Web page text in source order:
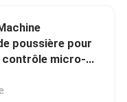
poussière pour
contrôle micro-